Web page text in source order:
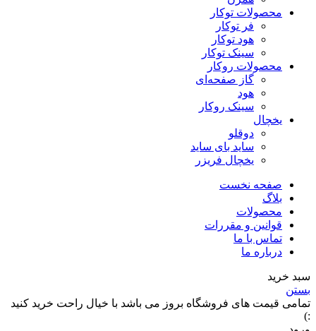
محصولات توکار
فر توکار
هود توکار
سینک توکار
محصولات روکار
گاز صفحه‌ای
هود
سینک روکار
یخچال
دوقلو
ساید بای ساید
یخچال فریزر
صفحه نخست
بلاگ
محصولات
قوانین و مقررات
تماس با ما
درباره ما
سبد خرید
بستن
تمامی قیمت های فروشگاه بروز می باشد با خیال راحت خرید کنید
:)